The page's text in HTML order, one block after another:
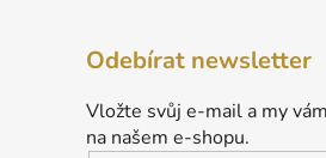
Odebírat newsletter
Vložte svůj e-mail a my
na našem e-shopu.